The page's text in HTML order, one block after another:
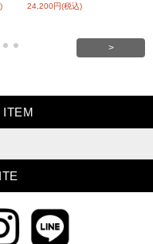
24,200円(税込)
>
ITEM